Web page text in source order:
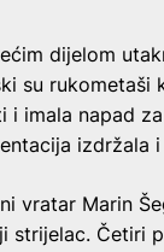
dijelom
su
imala napad
izdržala
vratar Marin
strijelac. Četiri